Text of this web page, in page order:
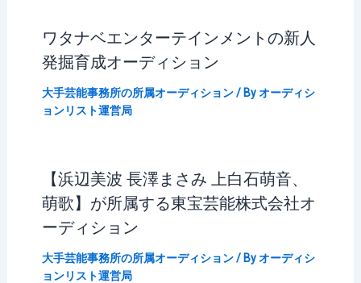
ワタナベエンターテインメントの新人
発掘育成オーディション
大手芸能事務所の所属オーディション/ Byオーディシ
ョンリスト運営局
【浜辺美波 長澤まさみ 上白石萌音、
萌歌】が所属する東宝芸能株式会社オ
ーディション
大手芸能事務所の所属オーディション/ Byオーディシ
ョンリスト運営局